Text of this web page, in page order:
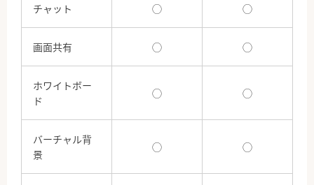
チャット ◯ ◯
画面共有 ◯ ◯
ホワイトボー
ド
◯ ◯
バーチャル背
景
◯ ◯